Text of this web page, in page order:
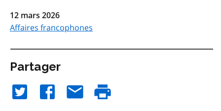
12 mars 2026
Affaires francophones
Partager